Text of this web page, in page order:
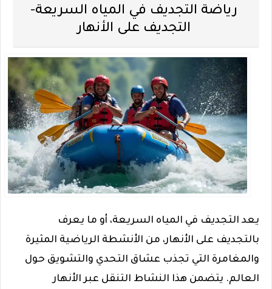
رياضة التجديف في المياه السريعة-
التجديف على الأنهار
يعد التجديف في المياه السريعة، أو ما يعرف
بالتجديف على الأنهار، من الأنشطة الرياضية المثيرة
والمغامرة التي تجذب عشاق التحدي والتشويق حول
العالم. يتضمن هذا النشاط التنقل عبر الأنهار